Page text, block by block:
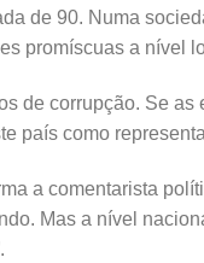
de 90. Numa
promíscuas a nível
de corrupção. Se as
país como
a comentarista
Mas a nível